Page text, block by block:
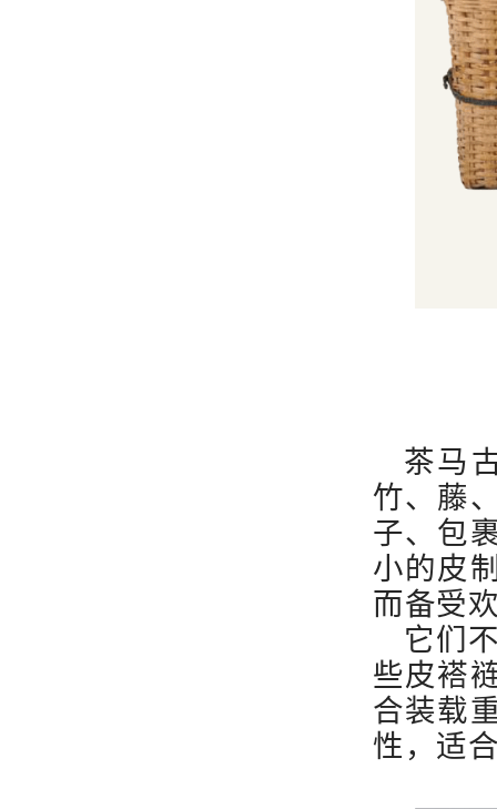
茶马
竹、藤
子、包
小的皮
而备受
它们
些皮褡
合装载
性，适